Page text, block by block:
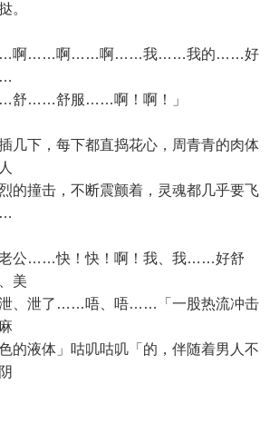
。
……啊……啊……我……我的……好
……舒服……啊！啊！」
下，每下都直捣花心，周青青的肉体
的撞击，不断震颤着，灵魂都几乎要飞
……快！快！啊！我、我……好舒
美
、泄了……唔、唔……「一股热流冲击
的液体」咕叽咕叽「的，伴随着男人不